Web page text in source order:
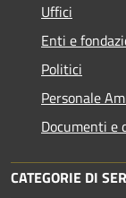
Uffici
Enti e
Politici
Personale
Documenti e
CATEGORIE DI